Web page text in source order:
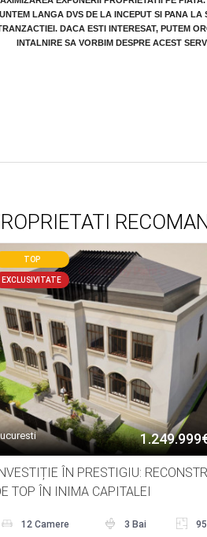
LANGA DVS DE LA INCEPUT SI PANA LA
DACA ESTI INTERESAT, PUTEM
INTALNIRE SA VORBIM DESPRE ACEST
TOP
EXCLUSIVITATE
ÎN PRESTIGIU:
TOP ÎN INIMA CAPITALEI
12 Camere 3 Bai